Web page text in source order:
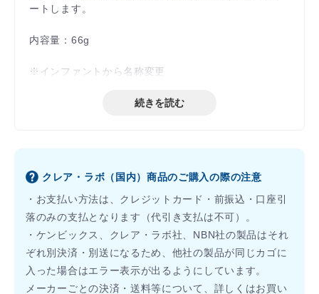
ートします。
内容量：66g
※インファントから名称変更
続きを読む
クレア・ラボ（国内）商品のご購入の際の注意
・お支払い方法は、クレジットカード・前振込・口座引
落のみの支払となります（代引き支払は不可）。
・ケンビックス、クレア・ラボ社、NBN社の製品はそれ
ぞれ別決済・別送になるため、他社の製品が同じカゴに
入った場合はエラー表示が出るようにしています。
メーカーごとの決済・送料等について、詳しくはお買い